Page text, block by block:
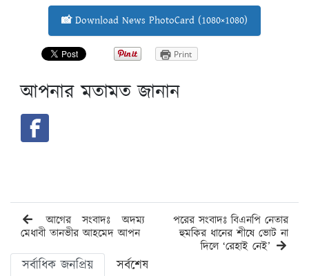
📸 Download News PhotoCard (1080×1080)
Print
আপনার মতামত জানান
আগের সংবাদঃ অদম্য
মেধাবী তানভীর আহমেদ আপন
পরের সংবাদঃ বিএনপি নেতার
হুমকির ধানের শীষে ভোট না
দিলে ‘রেহাই নেই’
সর্বাধিক জনপ্রিয়
সর্বশেষ